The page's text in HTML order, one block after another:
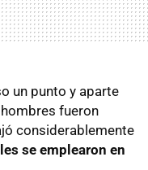
un punto y aparte
fueron
considerablemente
se emplearon en